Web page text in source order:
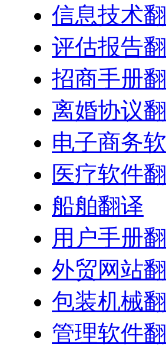
信息技术
评估报告
招商手册
离婚协议
电子商务
医疗软件
船舶翻译
用户手册
外贸网站
包装机械
管理软件